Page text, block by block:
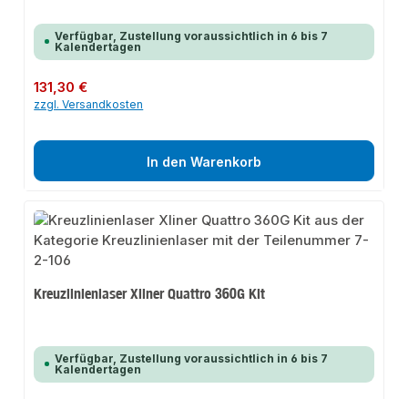
Verfügbar, Zustellung voraussichtlich in 6 bis 7
Kalendertagen
Regulärer Preis:
131,30 €
zzgl. Versandkosten
In den Warenkorb
Kreuzlinienlaser Xliner Quattro 360G Kit
Verfügbar, Zustellung voraussichtlich in 6 bis 7
Kalendertagen